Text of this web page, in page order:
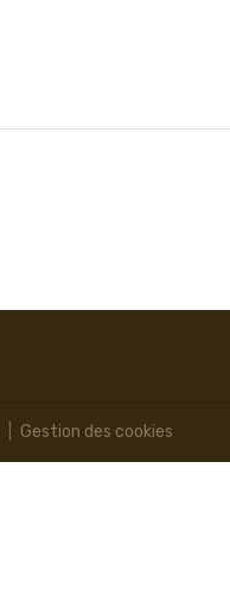
Gestion des cookies